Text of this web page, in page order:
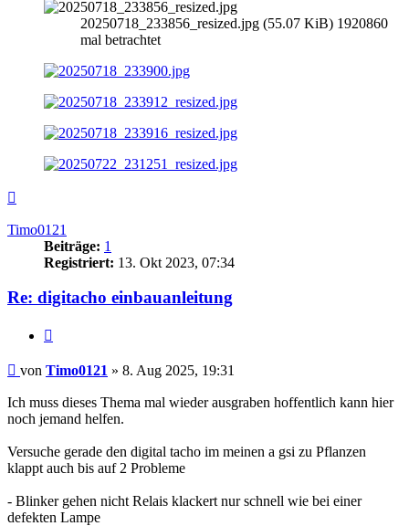
20250718_233856_resized.jpg (55.07 KiB) 1920860
mal betrachtet
Timo0121
Beiträge: 1
Registriert: 13. Okt 2023, 07:34
Re: digitacho einbauanleitung
Beitrag
von Timo0121 » 8. Aug 2025, 19:31
Ich muss dieses Thema mal wieder ausgraben hoffentlich kann hier
noch jemand helfen.
Versuche gerade den digital tacho im meinen a gsi zu Pflanzen
klappt auch bis auf 2 Probleme
- Blinker gehen nicht Relais klackert nur schnell wie bei einer
defekten Lampe